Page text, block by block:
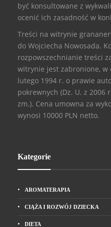
być konsultowane z
ocenić ich zasadność w
Treści na witrynie
do Wojciecha Nowosada.
rozpowszechnianie treści
witrynie jest zabronione, w
lutego 1994 r. o prawie
pokrewnych (Dz. U. z 2006
zm.). Cena umowna za
wynosi 10000 PLN netto.
Kategorie
AROMATERAPIA
CIĄŻA I ROZWÓJ DZIECKA
DIETA